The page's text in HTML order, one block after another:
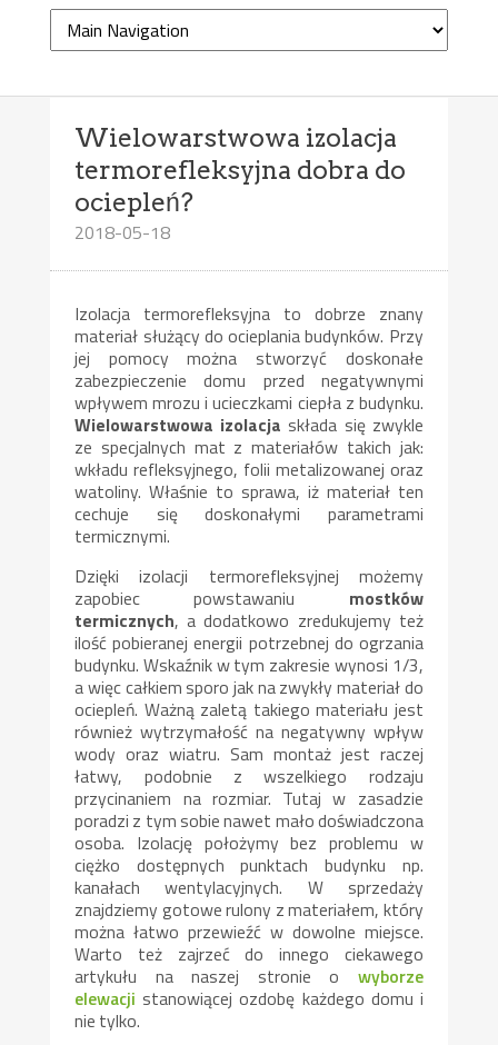
Wielowarstwowa izolacja
termorefleksyjna dobra do
ociepleń?
2018-05-18
Izolacja termorefleksyjna to dobrze znany
materiał służący do ocieplania budynków. Przy
jej pomocy można stworzyć doskonałe
zabezpieczenie domu przed negatywnymi
wpływem mrozu i ucieczkami ciepła z budynku.
Wielowarstwowa izolacja składa się zwykle
ze specjalnych mat z materiałów takich jak:
wkładu refleksyjnego, folii metalizowanej oraz
watoliny. Właśnie to sprawa, iż materiał ten
cechuje się doskonałymi parametrami
termicznymi.
Dzięki izolacji termorefleksyjnej możemy
zapobiec powstawaniu mostków
termicznych, a dodatkowo zredukujemy też
ilość pobieranej energii potrzebnej do ogrzania
budynku. Wskaźnik w tym zakresie wynosi 1/3,
a więc całkiem sporo jak na zwykły materiał do
ociepleń. Ważną zaletą takiego materiału jest
również wytrzymałość na negatywny wpływ
wody oraz wiatru. Sam montaż jest raczej
łatwy, podobnie z wszelkiego rodzaju
przycinaniem na rozmiar. Tutaj w zasadzie
poradzi z tym sobie nawet mało doświadczona
osoba. Izolację położymy bez problemu w
ciężko dostępnych punktach budynku np.
kanałach wentylacyjnych. W sprzedaży
znajdziemy gotowe rulony z materiałem, który
można łatwo przewieźć w dowolne miejsce.
Warto też zajrzeć do innego ciekawego
artykułu na naszej stronie o wyborze
elewacji stanowiącej ozdobę każdego domu i
nie tylko.